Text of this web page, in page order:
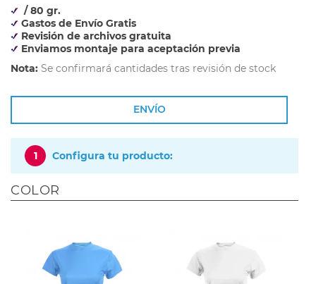
/ 80 gr.
Gastos de Envío Gratis
Revisión de archivos gratuita
Enviamos montaje para aceptación previa
Nota: Se confirmará cantidades tras revisión de stock
ENVÍO
1 Configura tu producto:
COLOR